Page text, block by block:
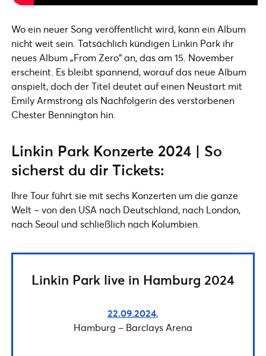
Wo ein neuer Song veröffentlicht wird, kann ein Album
nicht weit sein. Tatsächlich kündigen Linkin Park ihr
neues Album „From Zero“ an, das am 15. November
erscheint. Es bleibt spannend, worauf das neue Album
anspielt, doch der Titel deutet auf einen Neustart mit
Emily Armstrong als Nachfolgerin des verstorbenen
Chester Bennington hin.
Linkin Park Konzerte 2024 | So
sicherst du dir Tickets:
Ihre Tour führt sie mit sechs Konzerten um die ganze
Welt – von den USA nach Deutschland, nach London,
nach Seoul und schließlich nach Kolumbien.
Linkin Park live in Hamburg 2024
22.09.2024,
Hamburg – Barclays Arena